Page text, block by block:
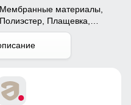
Мембранные материалы,
Полиэстер, Плащевка,